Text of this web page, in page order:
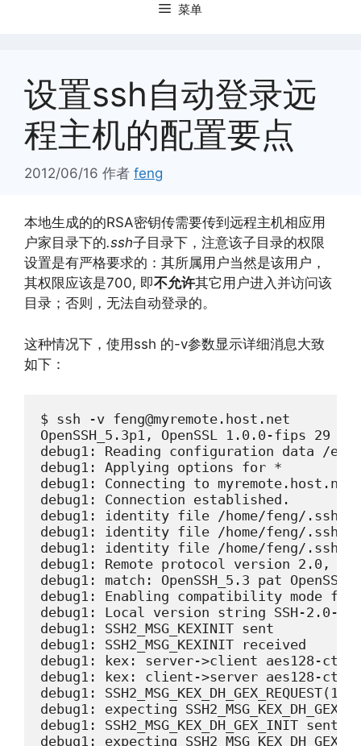
菜单
设置ssh自动登录远
程主机的配置要点
2012/06/16 作者 feng
本地生成的的RSA密钥传需要传到远程主机相应用
户家目录下的.ssh子目录下，注意该子目录的权限
设置是有严格要求的：其所属用户当然是该用户，
其权限应该是700, 即不允许其它用户进入并访问该
目录；否则，无法自动登录的。
这种情况下，使用ssh 的-v参数显示详细消息大致
如下：
$ ssh -v feng@myremote.host.net
OpenSSH_5.3p1, OpenSSL 1.0.0-fips 29
debug1: Reading configuration data /
debug1: Applying options for *
debug1: Connecting to
debug1: Connection established.
debug1: identity file /home/feng/.ssh/
debug1: identity file /home/feng/.ssh/
debug1: identity file /home/feng/.ssh/
debug1: Remote protocol version 2.0,
debug1: match: OpenSSH_5.3 pat OpenSSH*
debug1: Enabling compatibility mode
debug1: Local version string SSH-2.0-
debug1: SSH2_MSG_KEXINIT sent
debug1: SSH2_MSG_KEXINIT received
debug1: kex: server->client aes128-ctr
debug1: kex: client->server aes128-ctr
debug1:
debug1: expecting
debug1: SSH2_MSG_KEX_DH_GEX_INIT sent
debug1: expecting